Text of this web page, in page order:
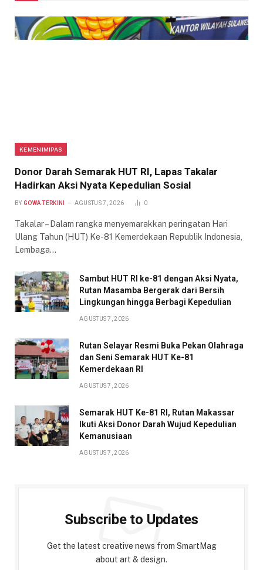
KEMENIMIPAS
Donor Darah Semarak HUT RI, Lapas Takalar
Hadirkan Aksi Nyata Kepedulian Sosial
BY GOWA TERKINI AGUSTUS 7, 2026 0
Takalar – Dalam rangka menyemarakkan peringatan Hari
Ulang Tahun (HUT) Ke-81 Kemerdekaan Republik Indonesia,
Lembaga…
Sambut HUT RI ke-81 dengan Aksi Nyata,
Rutan Masamba Bergerak dari Bersih
Lingkungan hingga Berbagi Kepedulian
AGUSTUS 7, 2026
Rutan Selayar Resmi Buka Pekan Olahraga
dan Seni Semarak HUT Ke-81
Kemerdekaan RI
AGUSTUS 7, 2026
Semarak HUT Ke-81 RI, Rutan Makassar
Ikuti Aksi Donor Darah Wujud Kepedulian
Kemanusiaan
AGUSTUS 7, 2026
Subscribe to Updates
Get the latest creative news from SmartMag
about art & design.